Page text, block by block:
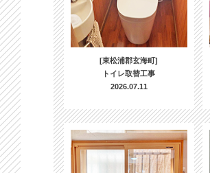
[東松浦郡玄海町]
トイレ取替工事
2026.07.11